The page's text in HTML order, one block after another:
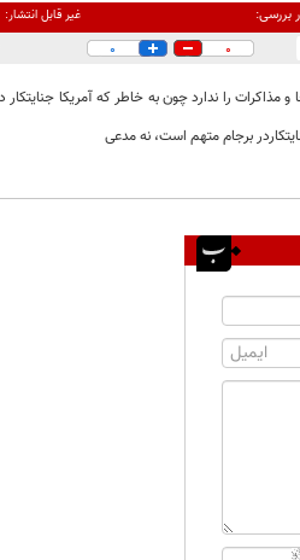
بررسی: غیر قابل انتشار:
0
0
برجام متهم است، نه مدعی